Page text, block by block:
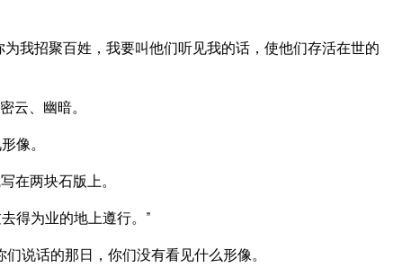
我招聚百姓，我要叫他们听见我的话，使他们存活在世的
云、幽暗。
像。
在两块石版上。
得为业的地上遵行。”
说话的那日，你们没有看见什么形像。